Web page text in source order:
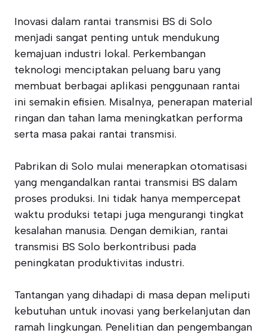
Inovasi dalam rantai transmisi BS di Solo
menjadi sangat penting untuk mendukung
kemajuan industri lokal. Perkembangan
teknologi menciptakan peluang baru yang
membuat berbagai aplikasi penggunaan rantai
ini semakin efisien. Misalnya, penerapan material
ringan dan tahan lama meningkatkan performa
serta masa pakai rantai transmisi.
Pabrikan di Solo mulai menerapkan otomatisasi
yang mengandalkan rantai transmisi BS dalam
proses produksi. Ini tidak hanya mempercepat
waktu produksi tetapi juga mengurangi tingkat
kesalahan manusia. Dengan demikian, rantai
transmisi BS Solo berkontribusi pada
peningkatan produktivitas industri.
Tantangan yang dihadapi di masa depan meliputi
kebutuhan untuk inovasi yang berkelanjutan dan
ramah lingkungan. Penelitian dan pengembangan